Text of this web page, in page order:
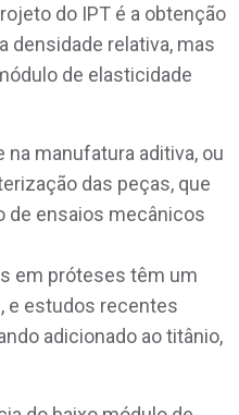
do IPT é a obtenção
densidade relativa, mas
de elasticidade
manufatura aditiva, ou
das peças, que
de ensaios mecânicos
em próteses têm um
e estudos recentes
adicionado ao titânio,